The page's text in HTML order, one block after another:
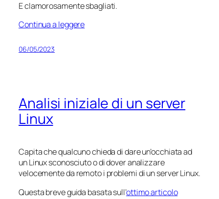
E clamorosamente sbagliati.
Continua a leggere
06/05/2023
Analisi iniziale di un server
Linux
Capita che qualcuno chieda di dare un’occhiata ad
un Linux sconosciuto o di dover analizzare
velocemente da remoto i problemi di un server Linux.
Questa breve guida basata sull’ottimo articolo